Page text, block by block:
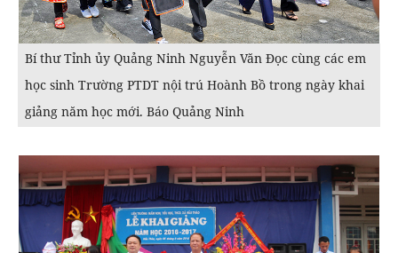
Bí thư Tỉnh ủy Quảng Ninh Nguyễn Văn Đọc cùng các em
học sinh Trường PTDT nội trú Hoành Bồ trong ngày khai
giảng năm học mới. Báo Quảng Ninh